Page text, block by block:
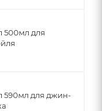
500мл для
590мл для джин-